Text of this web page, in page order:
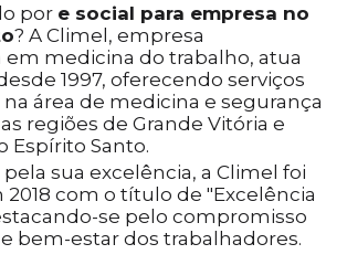
por e social para empresa no
? A Climel, empresa
em medicina do trabalho, atua
1997, oferecendo serviços
área de medicina e segurança
regiões de Grande Vitória e
Espírito Santo.
sua excelência, a Climel foi
com o título de "Excelência
se pelo compromisso
bem-estar dos trabalhadores.